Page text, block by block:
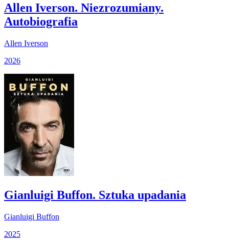
Allen Iverson. Niezrozumiany.
Autobiografia
Allen Iverson
2026
Gianluigi Buffon. Sztuka upadania
Gianluigi Buffon
2025